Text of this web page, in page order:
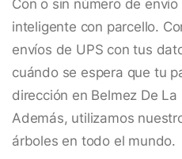
Con o sin número de
inteligente con parcello.
envíos de UPS con tus
cuándo se espera que tu
dirección en Belmez De
Además, utilizamos
árboles en todo el mundo.